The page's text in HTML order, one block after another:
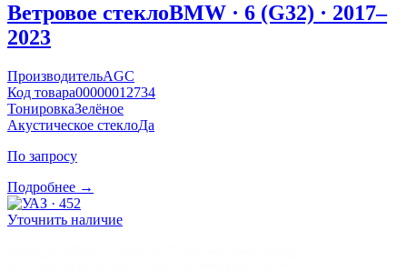
Ветровое стеклоBMW · 6 (G32) · 2017–
2023
ПроизводительAGC
Код товара00000012734
ТонировкаЗелёное
Акустическое стеклоДа
По запросу
Подробнее →
Уточнить наличие